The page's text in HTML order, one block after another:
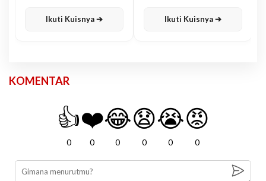
Ikuti Kuisnya ➔ Ikuti Kuisnya ➔
KOMENTAR
👍
0
❤️
0
😂
0
😧
0
😭
0
😡
0